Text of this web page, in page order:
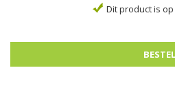
Dit product is